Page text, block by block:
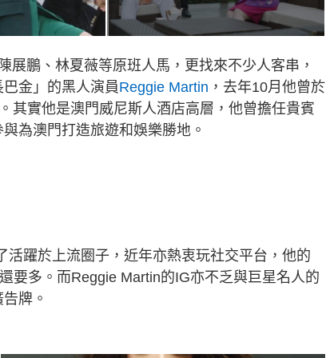
展鵬、林夏薇等原班人馬，更找來不少人客串，
金」的黑人演員Reggie Martin ，去年10月他曾於
其實他是澳門威尼斯人酒店高層，他曾擔任貴賓
為澳門打造旅遊和娛樂勝地。
躍於上流圈子，近年亦熱衷玩社交平台，他的
要多。而Reggie Martin的IG亦不乏與巨星名人的
牌。